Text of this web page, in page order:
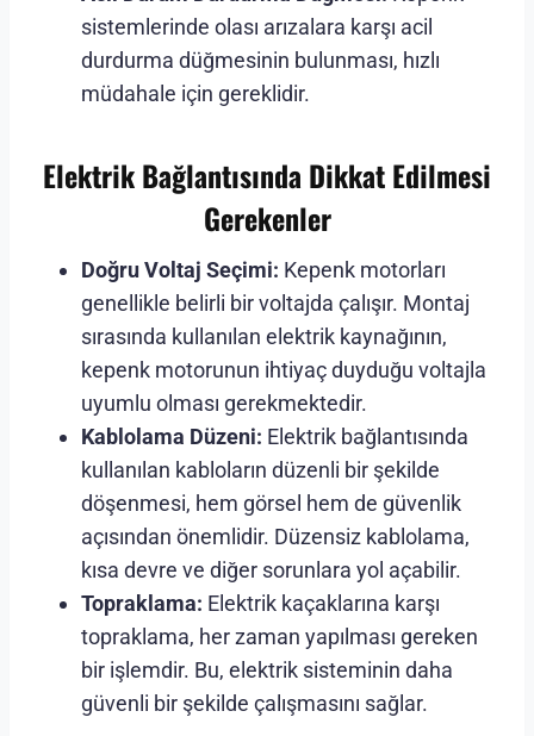
sistemlerinde olası arızalara karşı acil
durdurma düğmesinin bulunması, hızlı
müdahale için gereklidir.
Elektrik Bağlantısında Dikkat Edilmesi
Gerekenler
Doğru Voltaj Seçimi: Kepenk motorları
genellikle belirli bir voltajda çalışır. Montaj
sırasında kullanılan elektrik kaynağının,
kepenk motorunun ihtiyaç duyduğu voltajla
uyumlu olması gerekmektedir.
Kablolama Düzeni: Elektrik bağlantısında
kullanılan kabloların düzenli bir şekilde
döşenmesi, hem görsel hem de güvenlik
açısından önemlidir. Düzensiz kablolama,
kısa devre ve diğer sorunlara yol açabilir.
Topraklama: Elektrik kaçaklarına karşı
topraklama, her zaman yapılması gereken
bir işlemdir. Bu, elektrik sisteminin daha
güvenli bir şekilde çalışmasını sağlar.